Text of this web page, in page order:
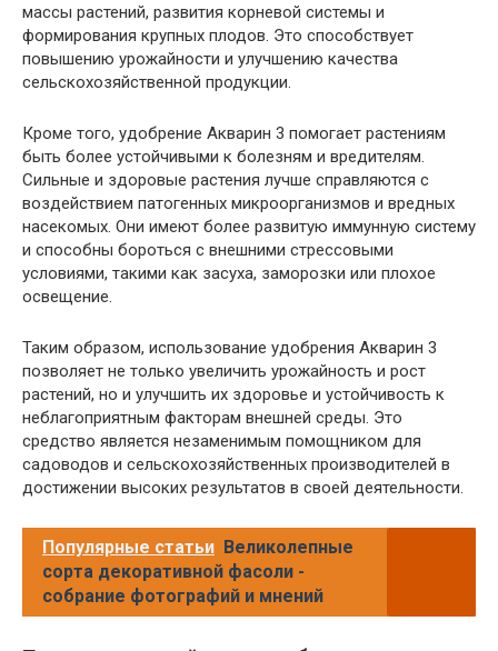
массы растений, развития корневой системы и
формирования крупных плодов. Это способствует
повышению урожайности и улучшению качества
сельскохозяйственной продукции.
Кроме того, удобрение Акварин 3 помогает растениям
быть более устойчивыми к болезням и вредителям.
Сильные и здоровые растения лучше справляются с
воздействием патогенных микроорганизмов и вредных
насекомых. Они имеют более развитую иммунную систему
и способны бороться с внешними стрессовыми
условиями, такими как засуха, заморозки или плохое
освещение.
Таким образом, использование удобрения Акварин 3
позволяет не только увеличить урожайность и рост
растений, но и улучшить их здоровье и устойчивость к
неблагоприятным факторам внешней среды. Это
средство является незаменимым помощником для
садоводов и сельскохозяйственных производителей в
достижении высоких результатов в своей деятельности.
Популярные статьи Великолепные
сорта декоративной фасоли -
собрание фотографий и мнений